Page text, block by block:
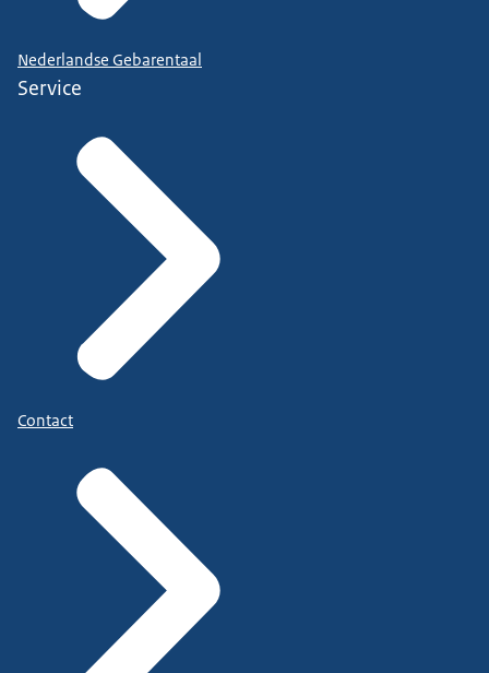
Nederlandse Gebarentaal
Service
Contact